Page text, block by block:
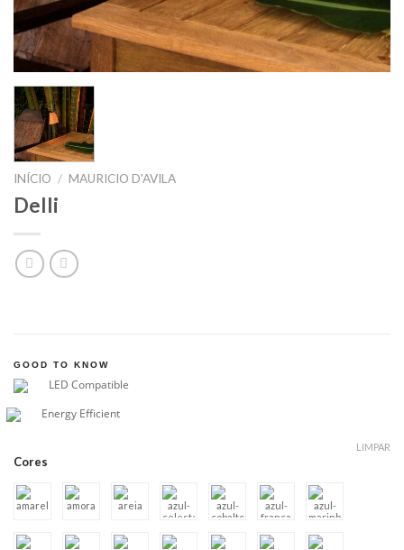
INÍCIO / MAURICIO D'AVILA
Delli
GOOD TO KNOW
LED Compatible
Energy Efficient
Cores
LIMPAR